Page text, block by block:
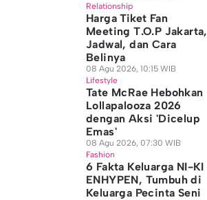
Relationship
Harga Tiket Fan
Meeting T.O.P Jakarta,
Jadwal, dan Cara
Belinya
08 Agu 2026, 10:15 WIB
Lifestyle
Tate McRae Hebohkan
Lollapalooza 2026
dengan Aksi 'Dicelup
Emas'
08 Agu 2026, 07:30 WIB
Fashion
6 Fakta Keluarga NI-KI
ENHYPEN, Tumbuh di
Keluarga Pecinta Seni